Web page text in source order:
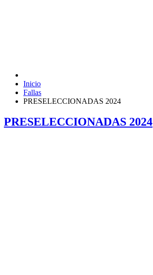
Inicio
Fallas
PRESELECCIONADAS 2024
PRESELECCIONADAS 2024